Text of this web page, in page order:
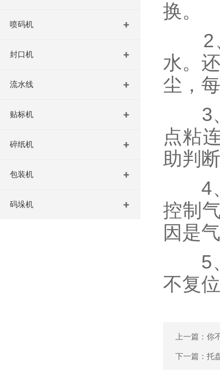
喷码机
封口机
流水线
贴标机
碎纸机
包装机
码垛机
换。
2、
水。
尘，
3、
点粘
助判
4、
控制
因是
5、
不复
上一篇： 你
下一篇： 托